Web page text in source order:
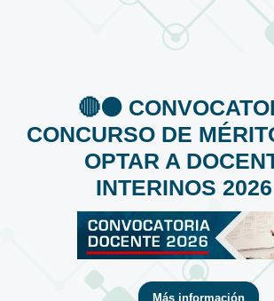
🔴⚫️
CONCURSO DE
OPTAR A
INTERINOS
Más información